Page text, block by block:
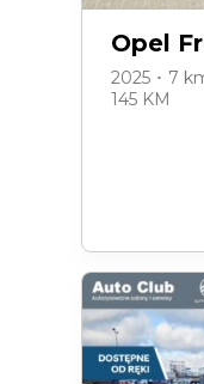
Opel
2025 ･ 7
145 KM